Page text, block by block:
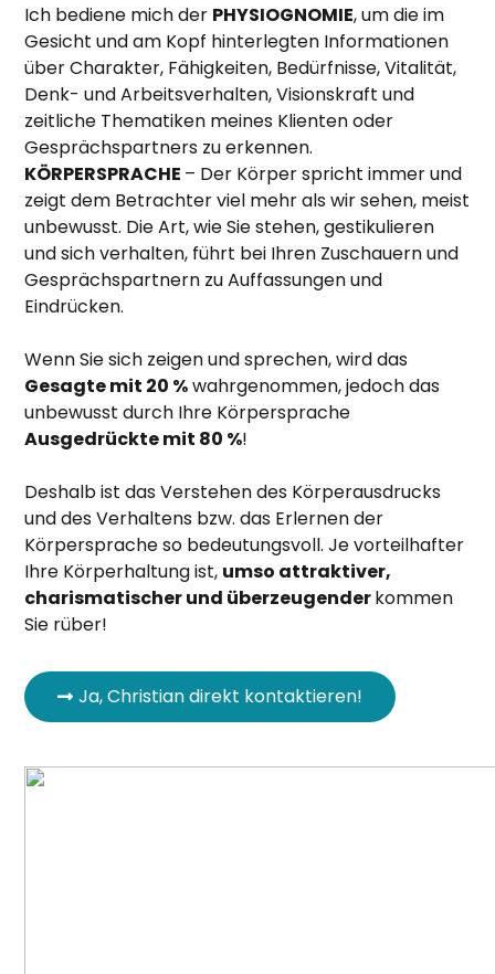
Ich bediene mich der PHYSIOGNOMIE, um die im
Gesicht und am Kopf hinterlegten Informationen
über Charakter, Fähigkeiten, Bedürfnisse, Vitalität,
Denk- und Arbeitsverhalten, Visionskraft und
zeitliche Thematiken meines Klienten oder
Gesprächspartners zu erkennen.
KÖRPERSPRACHE – Der Körper spricht immer und
zeigt dem Betrachter viel mehr als wir sehen, meist
unbewusst. Die Art, wie Sie stehen, gestikulieren
und sich verhalten, führt bei Ihren Zuschauern und
Gesprächspartnern zu Auffassungen und
Eindrücken.
Wenn Sie sich zeigen und sprechen, wird das
Gesagte mit 20 %wahrgenommen, jedoch das
unbewusst durch Ihre Körpersprache
Ausgedrückte mit 80 %!
Deshalb ist das Verstehen des Körperausdrucks
und des Verhaltens bzw. das Erlernen der
Körpersprache so bedeutungsvoll. Je vorteilhafter
Ihre Körperhaltung ist, umso attraktiver,
charismatischer und überzeugenderkommen
Sie rüber!
Ja, Christian direkt kontaktieren!